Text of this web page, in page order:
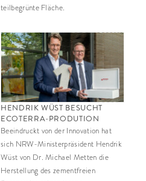
teilbegrünte Fläche.
HENDRIK WÜST BESUCHT
ECOTERRA-PRODUTION
Beeindruckt von der Innovation hat
sich NRW-Ministerpräsident Hendrik
Wüst von Dr. Michael Metten die
Herstellung des zementfreien